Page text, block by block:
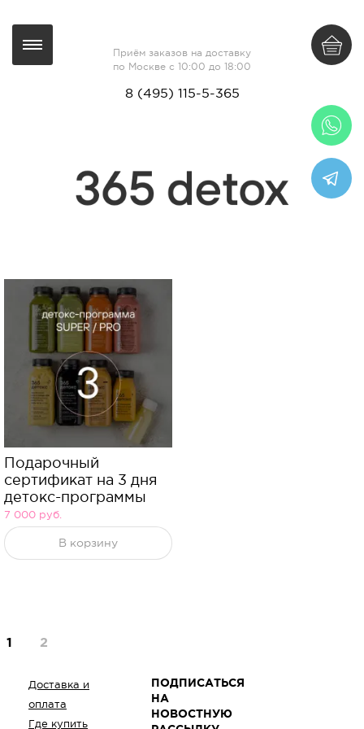
Приём заказов на доставку
по Москве с 10:00 до 18:00
8 (495) 115-5-365
Подарочный
сертификат на 3 дня
детокс-программы
7 000 руб.
В корзину
1 2
Доставка и
оплата
Где купить
ПОДПИСАТЬСЯ
НА
НОВОСТНУЮ